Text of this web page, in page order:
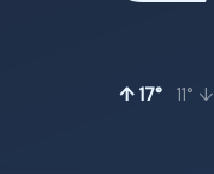
↑ 17° 11° ↓